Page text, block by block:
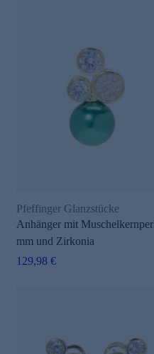
Pfeffinger Glanzstücke
Anhänger mit
mm und Zirkonia
129,98 €